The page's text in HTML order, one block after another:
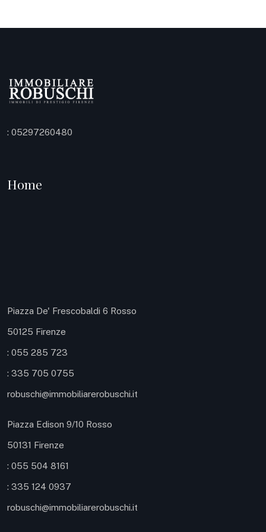
: 05297260480
Home
Piazza De' Frescobaldi 6 Rosso
50125 Firenze
: 055 285 723
: 335 705 0755
robuschi@immobiliarerobuschi.it
Piazza Edison 9/10 Rosso
50131 Firenze
: 055 504 8161
: 335 124 0937
robuschi@immobiliarerobuschi.it